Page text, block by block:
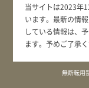
当サイトは2023年
います。最新の情
している情報は、
ます。予めご了承く
無断転用